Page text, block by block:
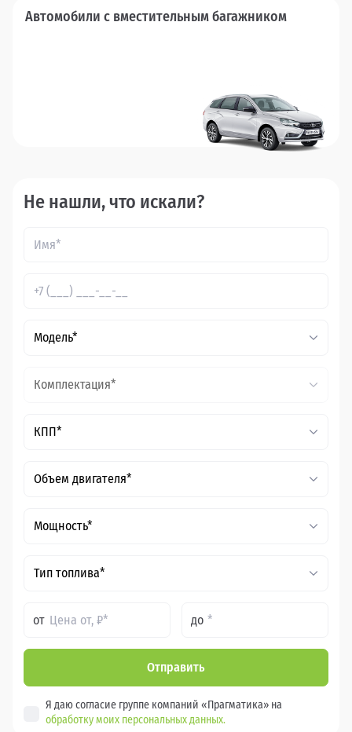
Автомобили с вместительным багажником
Не нашли, что искали?
Модель*
Комплектация*
КПП*
Объем двигателя*
Мощность*
Тип топлива*
от до
Отправить
Я даю согласие группе компаний «Прагматика» на
обработку моих персональных данных.